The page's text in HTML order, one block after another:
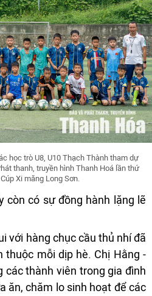
học trò U8, U10 Thạch Thành tham dự
thanh, truyền hình Thanh Hoá lần thứ
Xi măng Long Sơn.
còn có sự đồng hành lặng lẽ
với hàng chục cầu thủ nhí đã
thuộc mỗi dịp hè. Chị Hằng -
các thành viên trong gia đình
ăn, chăm lo sinh hoạt để các